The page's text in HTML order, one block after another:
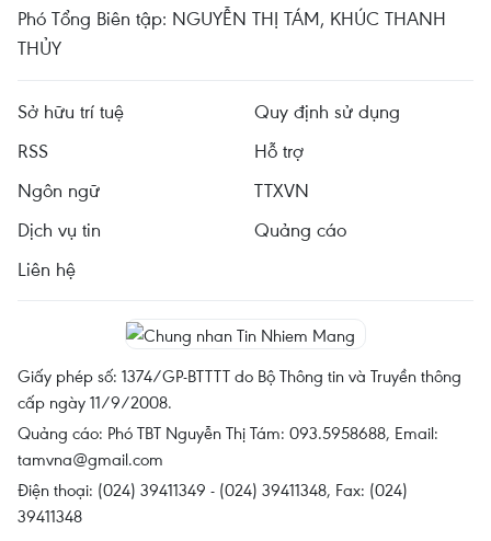
Phó Tổng Biên tập: NGUYỄN THỊ TÁM, KHÚC THANH
THỦY
Sở hữu trí tuệ
Quy định sử dụng
RSS
Hỗ trợ
Ngôn ngữ
TTXVN
Dịch vụ tin
Quảng cáo
Liên hệ
Giấy phép số: 1374/GP-BTTTT do Bộ Thông tin và Truyền thông
cấp ngày 11/9/2008.
Quảng cáo: Phó TBT Nguyễn Thị Tám: 093.5958688, Email:
tamvna@gmail.com
Điện thoại: (024) 39411349 - (024) 39411348, Fax: (024)
39411348